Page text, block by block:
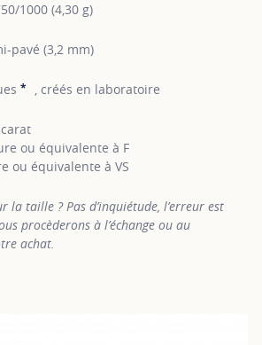
1000 (4,30 g)
pavé (3,2 mm)
* SHOW TOOLTIP
, créés en laboratoire
ou équivalente à F
ou équivalente à VS
la taille ? Pas d’inquiétude, l’erreur est
procèderons à l’échange ou au
achat.